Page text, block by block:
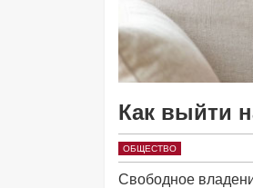
Как выйти
ОБЩЕСТВО
Свободное